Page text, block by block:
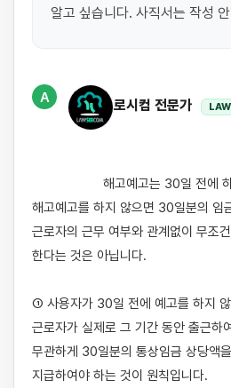
알고 싶습니다. 사직서는 작성
A
로시컴 전문가
해고예고를 하지 않으면 30일분의 임
근로자의 근무 여부와 관계없이 무조
한다는 것은 아닙니다.
① 사용자가 30일 전에 예고를 하지
근로자가 실제로 그 기간 동안 출근하
무관하게 30일분의 통상임금 상당액
지급하여야 하는 것이 원칙입니다.